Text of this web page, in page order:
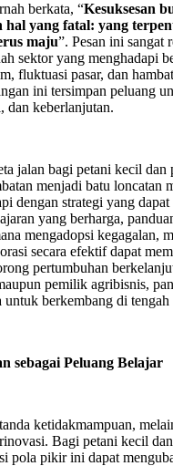
berkata, “Kesuksesan
hal yang fatal: yang
maju”. Pesan ini sangat
sektor yang menghadapi
fluktuasi pasar, dan
ini tersimpan peluang
dan keberlanjutan.
jalan bagi petani kecil dan
menjadi batu loncatan
dengan strategi yang
yang berharga,
mengadopsi kegagalan,
secara efektif dapat
pertumbuhan
pemilik agribisnis,
berkembang di tengah
sebagai Peluang Belajar
ketidakmampuan,
Bagi petani kecil
pola pikir ini dapat